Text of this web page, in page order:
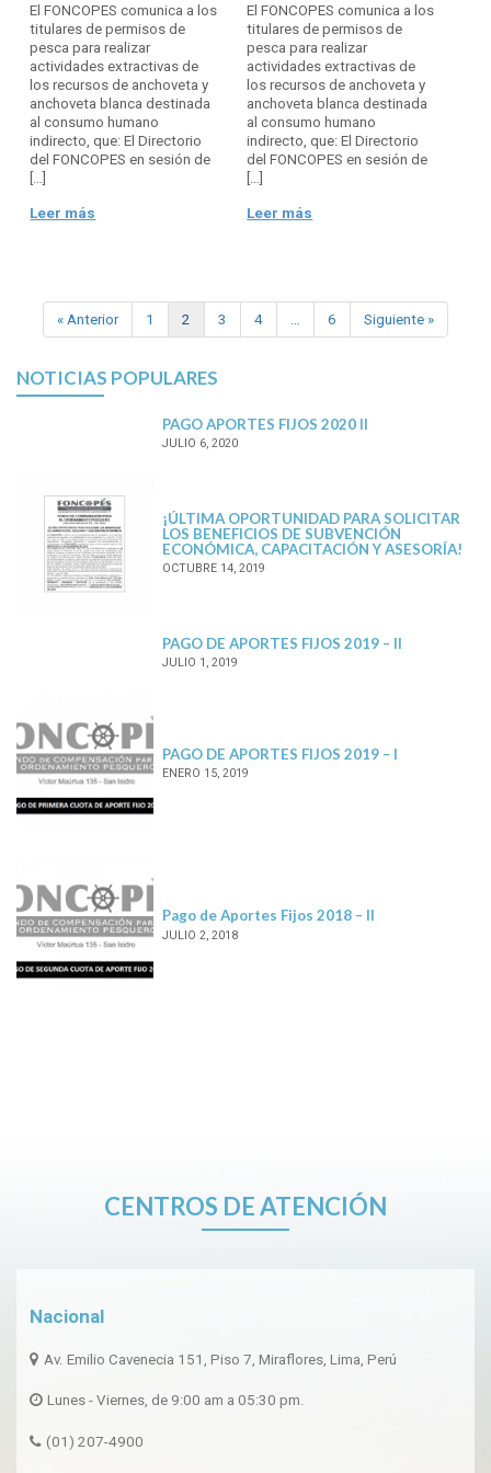
El FONCOPES comunica a los
titulares de permisos de
pesca para realizar
actividades extractivas de
los recursos de anchoveta y
anchoveta blanca destinada
al consumo humano
indirecto, que: El Directorio
del FONCOPES en sesión de
[…]
Leer más
El FONCOPES comunica a los
titulares de permisos de
pesca para realizar
actividades extractivas de
los recursos de anchoveta y
anchoveta blanca destinada
al consumo humano
indirecto, que: El Directorio
del FONCOPES en sesión de
[…]
Leer más
« Anterior 1 2 3 4 6 Siguiente »
NOTICIAS POPULARES
PAGO APORTES FIJOS 2020 II
JULIO 6, 2020
¡ÚLTIMA OPORTUNIDAD PARA SOLICITAR
LOS BENEFICIOS DE SUBVENCIÓN
ECONÓMICA, CAPACITACIÓN Y ASESORÍA!
OCTUBRE 14, 2019
PAGO DE APORTES FIJOS 2019 – II
JULIO 1, 2019
PAGO DE APORTES FIJOS 2019 – I
ENERO 15, 2019
Pago de Aportes Fijos 2018 – II
JULIO 2, 2018
CENTROS DE ATENCIÓN
Nacional
Av. Emilio Cavenecia 151, Piso 7, Miraflores, Lima, Perú
Lunes - Viernes, de 9:00 am a 05:30 pm.
(01) 207-4900